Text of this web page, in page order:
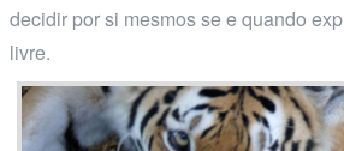
decidir por si mesmos se e quando
livre.